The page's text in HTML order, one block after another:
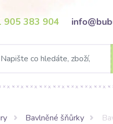
905 383 904
Bavlněné šňůrky